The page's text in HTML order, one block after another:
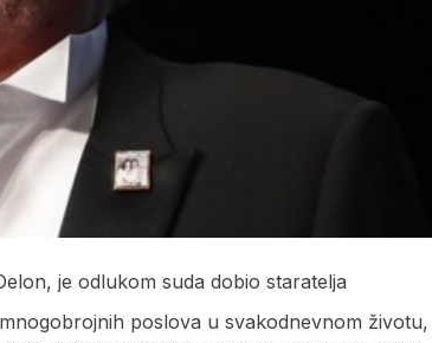
je odlukom suda dobio staratelja
poslova u svakodnevnom životu,